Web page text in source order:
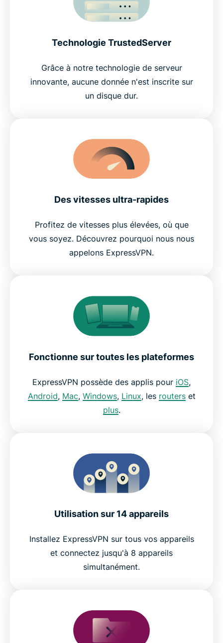
Technologie TrustedServer
Grâce à notre technologie de serveur
innovante, aucune donnée n'est inscrite sur
un disque dur.
Des vitesses ultra-rapides
Profitez de vitesses plus élevées, où que
vous soyez. Découvrez pourquoi nous nous
appelons ExpressVPN.
Fonctionne sur toutes les plateformes
ExpressVPN possède des applis pour iOS,
Android, Mac, Windows, Linux, les routerset
plus.
Utilisation sur 14 appareils
Installez ExpressVPN sur tous vos appareils
et connectez jusqu'à 8 appareils
simultanément.